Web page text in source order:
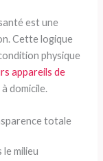
est une
Cette logique
physique
appareils de
domicile.
totale
le milieu